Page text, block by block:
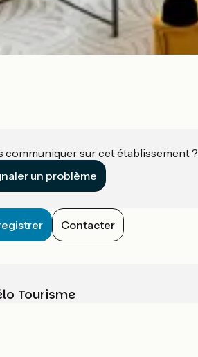
communiquer sur cet établissement ?
un problème
Contacter
Tourisme